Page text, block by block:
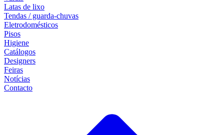
Latas de lixo
Tendas / guarda-chuvas
Eletrodomésticos
Pisos
Higiene
Catálogos
Designers
Feiras
Notícias
Contacto